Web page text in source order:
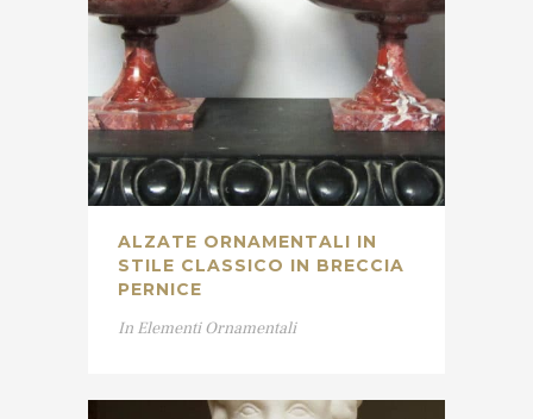
ALZATE ORNAMENTALI IN
STILE CLASSICO IN BRECCIA
PERNICE
In Elementi Ornamentali